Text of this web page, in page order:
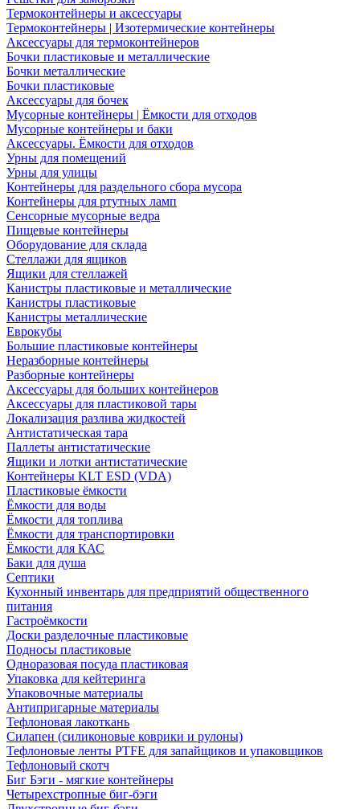
Термоконтейнеры и аксессуары
Термоконтейнеры | Изотермические контейнеры
Аксессуары для термоконтейнеров
Бочки пластиковые и металлические
Бочки металлические
Бочки пластиковые
Аксессуары для бочек
Мусорные контейнеры | Ёмкости для отходов
Мусорные контейнеры и баки
Аксессуары. Ёмкости для отходов
Урны для помещений
Урны для улицы
Контейнеры для раздельного сбора мусора
Контейнеры для ртутных ламп
Сенсорные мусорные ведра
Пищевые контейнеры
Оборудование для склада
Стеллажи для ящиков
Ящики для стеллажей
Канистры пластиковые и металлические
Канистры пластиковые
Канистры металлические
Еврокубы
Большие пластиковые контейнеры
Неразборные контейнеры
Разборные контейнеры
Аксессуары для больших контейнеров
Аксессуары для пластиковой тары
Локализация разлива жидкостей
Антистатическая тара
Паллеты антистатические
Ящики и лотки антистатические
Контейнеры KLT ESD (VDA)
Пластиковые ёмкости
Ёмкости для воды
Ёмкости для топлива
Ёмкости для транспортировки
Ёмкости для КАС
Баки для душа
Септики
Кухонный инвентарь для предприятий общественного
питания
Гастроёмкости
Доски разделочные пластиковые
Подносы пластиковые
Одноразовая посуда пластиковая
Упаковка для кейтеринга
Упаковочные материалы
Антипригарные материалы
Тефлоновая лакоткань
Силапен (силиконовые коврики и рулоны)
Тефлоновые ленты PTFE для запайщиков и упаковщиков
Тефлоновый скотч
Биг Бэги - мягкие контейнеры
Четырехстропные биг-бэги